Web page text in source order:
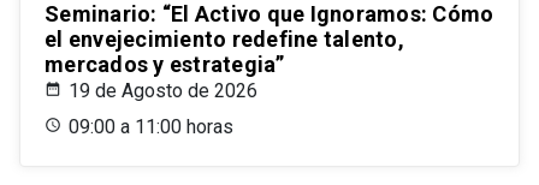
Seminario: “El Activo que Ignoramos: Cómo
el envejecimiento redefine talento,
mercados y estrategia”
19 de Agosto de 2026
09:00 a 11:00 horas